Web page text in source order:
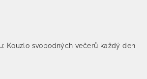
Kouzlo svobodných večerů každý den